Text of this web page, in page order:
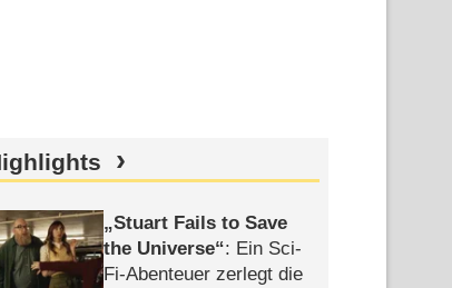
Stuart Fails to Save
the Universe : Ein Sci-
Fi-Abenteuer zerlegt die